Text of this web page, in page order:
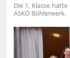
Die 1. Klasse
ASKÖ Böhlerwerk.